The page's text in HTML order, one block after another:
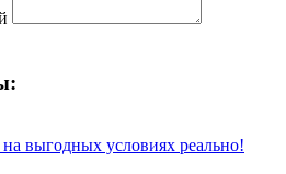
выгодных условиях реально!